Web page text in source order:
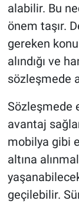
alabilir. Bu
önem taşır.
gereken
alındığı ve
sözleşmede
Sözleşmede
avantaj
mobilya gibi
altına
geçilebilir.